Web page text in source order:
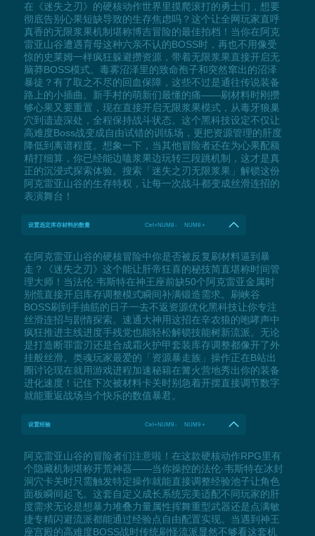
在《迷失之刃》的硬核动作世界里摸爬滚打的勇士们，想要
彻底告别心果短缺导致的生存焦虑吗？这个让全网玩家直呼
真香的无限浆果机制堪称博吉冒险的最佳拍档！当你在阿克
雷亚山谷遭遇育母这种六亲不认的BOSS时，再也不用像受
惊的史莱姆一样疯狂躲避攒资源，带着无限浆果直接开启无
脑莽BOSS模式。毒雾沼泽里的致命孢子和突然窜出的沼泽
暴徒？有了取之不尽的回血保障，这些不过是通往传说装备
路上的小插曲。新手村的萌新们最懂的痛——刷材料时刚攒
够心果又要重置，现在直接开启无限浆果模式，从毒牙狼巢
穴到遗迹深处，全程保持战斗状态。这个黑科技设定不仅让
高难度Boss战变成自由试错的训练场，更把资源管理的肝度
降低到离谱程度。想象一下，当其他冒险者还在为心果配额
精打细算，你已经能边嗑浆果边玩转三段跳机制，这才是真
正的沉浸式探索体验。搜索「迷失之刃无限浆果」解锁这份
阿克雷亚山谷的生存特权，让每一次战斗都变成丝滑连招的
表演舞台！
设置选定库存材料的数量 Ctrl+NUM8 - NUM8 +
在阿克雷亚山谷的硬核冒险中你是否被反复刷材料逼到暴
走？《迷失之刃》这个能让肝帝狂喜的秘技简直堪称时间管
理大师！当法伦·韦斯特在神王座前缺50个阿克雷亚金属时
别慌直接开启库存调整模式瞬间补满锻造需求。刷峡谷
BOSS刷到手抽筋的日子一去不返资源优化黑科技让你专注
丝滑连招与剧情探索。速通大神用这招在辛农狼的咆哮声中
疯狂推进主线进度手残党也能轻松解锁技能树新流派。无论
是打造断罪雷刃还是合成霜火护甲套装库存调整都像开了外
挂般丝滑。类魂玩家最爱的「资源暴走族」操作正在B站出
圈讨论现在就用游戏进程加速秘籍在篝火营地秀出你的装备
进化速度！记住下次被材料卡关时别急着开摆直接调节数字
就能重返战场当个快乐的数值暴君。
设置经验 Ctrl+NUM9 - NUM9 +
阿克雷亚山谷的冒险者们注意啦！在这款硬核动作RPG里有
个隐藏机制堪称开荒神器——当你操控的法伦·韦斯特在冰封
洞穴卡关时只需触发特定操作就能直接调整经验池子让角色
面板瞬间起飞。这套自定义成长系统完美适配不同玩家的肝
度需求无论是想暴力堆叠力量属性挥舞重型武器还是点满敏
捷专精闪避流派都能通过经验点自由配置实现。当遇到神王
座宫殿的高难度BOSS战时传统刷怪流派显然不够看这套机